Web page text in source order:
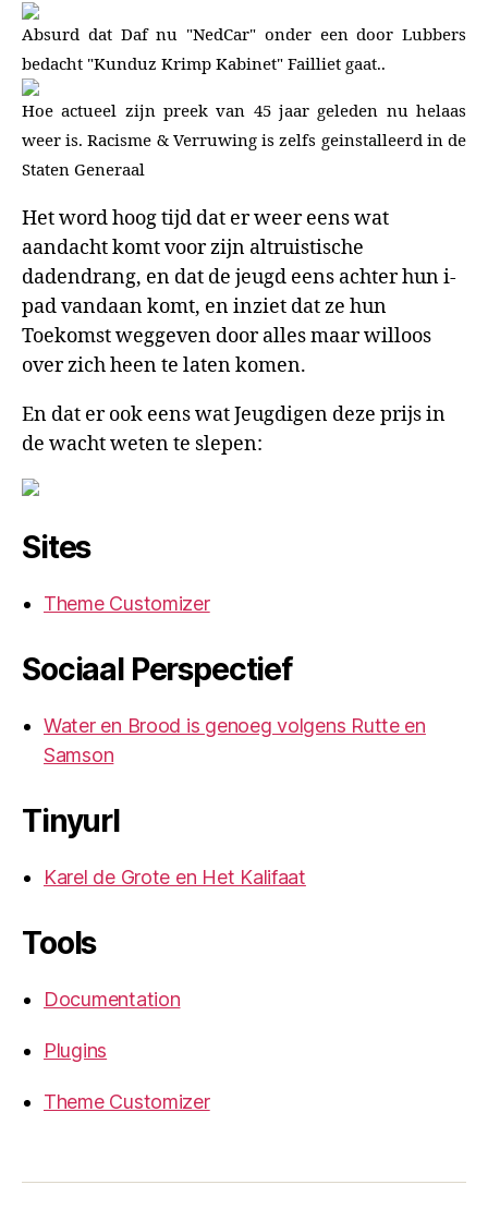
Absurd dat Daf nu "NedCar" onder een door Lubbers
bedacht "Kunduz Krimp Kabinet" Failliet gaat..
Hoe actueel zijn preek van 45 jaar geleden nu helaas
weer is. Racisme & Verruwing is zelfs geinstalleerd in de
Staten Generaal
Het word hoog tijd dat er weer eens wat
aandacht komt voor zijn altruistische
dadendrang, en dat de jeugd eens achter hun i-
pad vandaan komt, en inziet dat ze hun
Toekomst weggeven door alles maar willoos
over zich heen te laten komen.
En dat er ook eens wat Jeugdigen deze prijs in
de wacht weten te slepen:
Sites
Theme Customizer
Sociaal Perspectief
Water en Brood is genoeg volgens Rutte en
Samson
Tinyurl
Karel de Grote en Het Kalifaat
Tools
Documentation
Plugins
Theme Customizer